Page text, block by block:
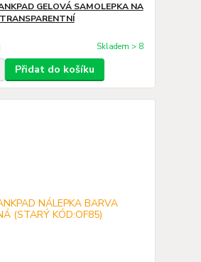
GELOVÁ SAMOLEPKA NA
Skladem > 8
Přidat do košíku